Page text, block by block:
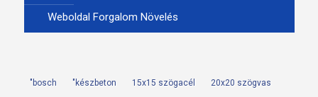
Weboldal Forgalom Növelés
"bosch "készbeton 15x15 szögacél 20x20 szögvas